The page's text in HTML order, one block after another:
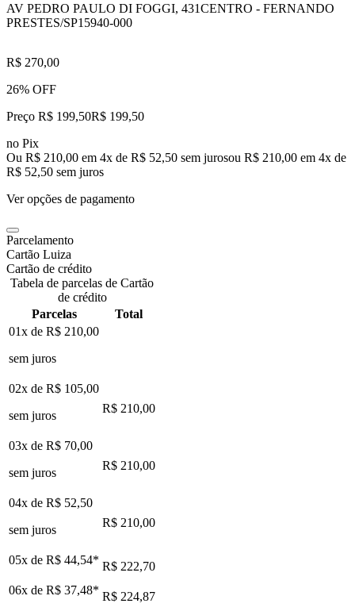
AV PEDRO PAULO DI FOGGI, 431CENTRO - FERNANDO
PRESTES/SP15940-000
R$ 270,00
26% OFF
Preço R$ 199,50R$ 199,50
no Pix
Ou R$ 210,00 em 4x de R$ 52,50 sem jurosou R$ 210,00 em 4x de
R$ 52,50 sem juros
Ver opções de pagamento
Parcelamento
Cartão Luiza
Cartão de crédito
Tabela de parcelas de Cartão
de crédito
Parcelas
Total
01x de R$ 210,00
sem juros
02x de R$ 105,00
sem juros
R$ 210,00
03x de R$ 70,00
sem juros
R$ 210,00
04x de R$ 52,50
sem juros
R$ 210,00
05x de R$ 44,54* R$ 222,70
06x de R$ 37,48* R$ 224,87